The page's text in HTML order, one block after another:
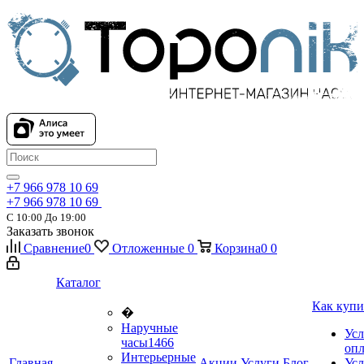
+7 966 978 10 69
+7 966 978 10 69
С 10:00 До 19:00
Заказать звонок
Сравнение0 Отложенные 0 Корзина0 0
Каталог
�
Наручные
часы1466
Интерьерные
Как